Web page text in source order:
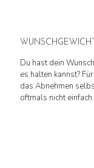
Du hast dein
es halten kannst?
das Abnehmen
oftmals nicht